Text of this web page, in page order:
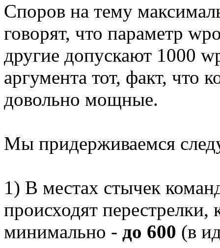
Споров на тему
говорят, что параметр
другие допускают 1000
аргумента тот, факт,
довольно мощные.
Мы придерживаемся
1) В местах стычек
происходят
минимально - до 600 (в